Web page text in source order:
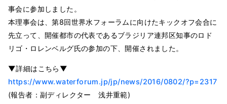
事会に参加しました。
本理事会は、第8回世界水フォーラムに向けたキックオフ会合に
先立って、開催都市の代表であるブラジリア連邦区知事のロド
リゴ・ロレンベルグ氏の参加の下、開催されました。
▼詳細はこちら▼
https://www.waterforum.jp/jp/news/2016/0802/?p=2317
(報告者：副ディレクター 浅井重範)